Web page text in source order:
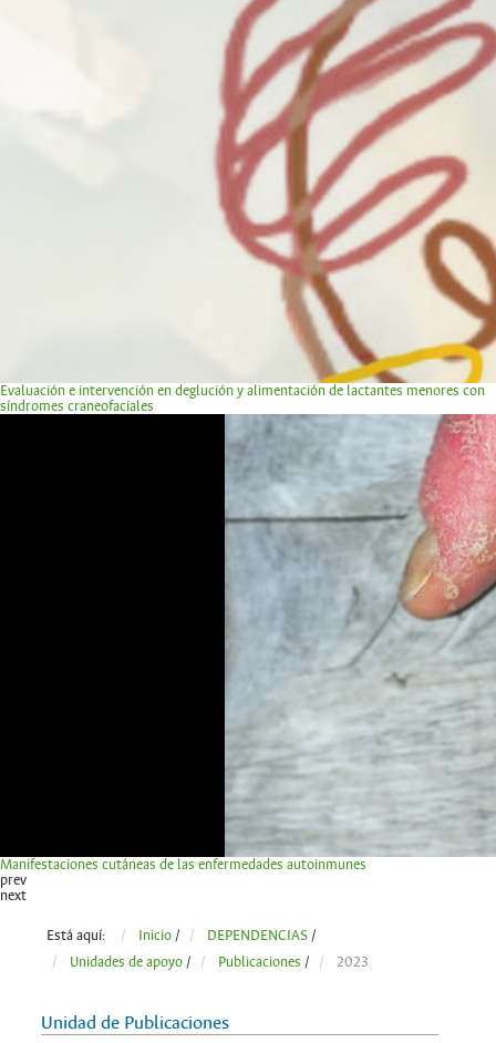
Evaluación e intervención en deglución y alimentación de lactantes menores con
síndromes craneofaciales
Manifestaciones cutáneas de las enfermedades autoinmunes
prev
next
Está aquí: Inicio/ DEPENDENCIAS/
Unidades de apoyo/ Publicaciones / 2023
Unidad de Publicaciones